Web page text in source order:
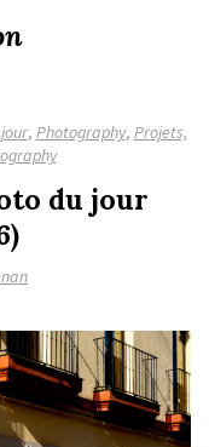
, Photography, Projets,
du jour